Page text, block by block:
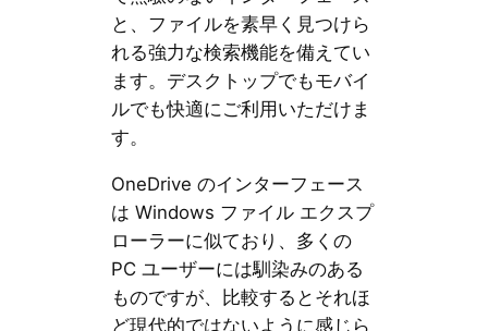
と、ファイルを素早く見つけら
れる強力な検索機能を備えてい
ます。デスクトップでもモバイ
ルでも快適にご利用いただけま
す。
OneDrive のインターフェース
は Windows ファイル エクスプ
ローラーに似ており、多くの
PC ユーザーには馴染みのある
ものですが、比較するとそれほ
ど現代的ではないように感じら